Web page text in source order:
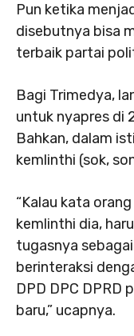
Pun ketika
disebutnya bisa
terbaik partai
Bagi Trimedya,
untuk nyapres di
Bahkan, dalam
kemlinthi (sok,
“Kalau kata
kemlinthi dia,
tugasnya
berinteraksi
DPD DPC DPRD
baru,” ucapnya.